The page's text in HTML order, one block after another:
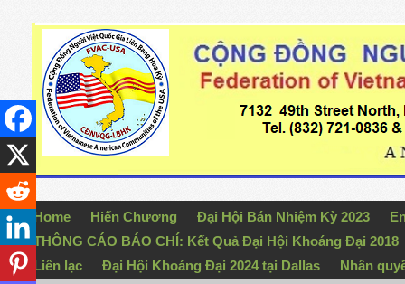
Home Hiến Chương Đại Hội Bán Nhiệm Kỳ 2023
THÔNG CÁO BÁO CHÍ: Kết Quả Đại Hội Khoáng Đại 2018
Liên lạc
Đại Hội Khoáng Đại 2024 tại Dallas Nhân